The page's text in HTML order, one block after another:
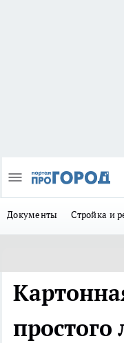
Документы Стройка и
простого